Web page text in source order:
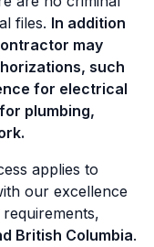
files. In addition
may
such
for electrical
plumbing,
applies to
our excellence
British Columbia.